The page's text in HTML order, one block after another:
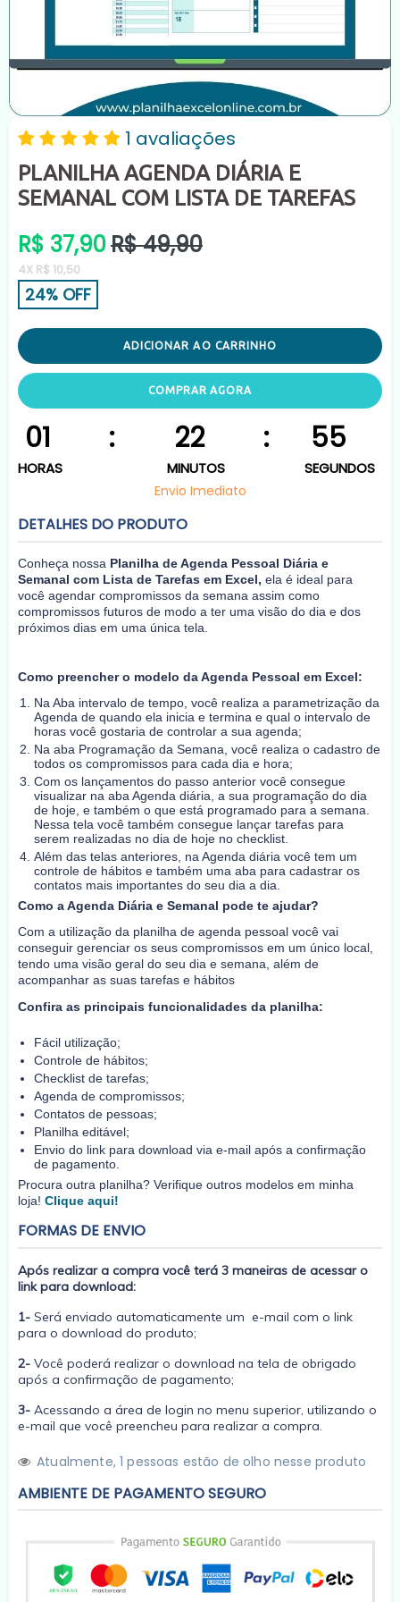
1 avaliações
PLANILHA AGENDA DIÁRIA E
SEMANAL COM LISTA DE TAREFAS
Preço
normal
R$ 37,90R$ 49,90
4X R$ 10,50
24% OFF
ADICIONAR AO CARRINHO
COMPRAR AGORA
01 : 22 : 55
HORAS MINUTOS SEGUNDOS
Envio Imediato
DETALHES DO PRODUTO
Conheça nossa Planilha de Agenda Pessoal Diária e
Semanal com Lista de Tarefas em Excel, ela é ideal para
você agendar compromissos da semana assim como
compromissos futuros de modo a ter uma visão do dia e dos
próximos dias em uma única tela.
Como preencher o modelo da Agenda Pessoal em Excel:
Na Aba intervalo de tempo, você realiza a parametrização da
Agenda de quando ela inicia e termina e qual o intervalo de
horas você gostaria de controlar a sua agenda;
Na aba Programação da Semana, você realiza o cadastro de
todos os compromissos para cada dia e hora;
Com os lançamentos do passo anterior você consegue
visualizar na aba Agenda diária, a sua programação do dia
de hoje, e também o que está programado para a semana.
Nessa tela você também consegue lançar tarefas para
serem realizadas no dia de hoje no checklist.
Além das telas anteriores, na Agenda diária você tem um
controle de hábitos e também uma aba para cadastrar os
contatos mais importantes do seu dia a dia.
Como a Agenda Diária e Semanal pode te ajudar?
Com a utilização da planilha de agenda pessoal você vai
conseguir gerenciar os seus compromissos em um único local,
tendo uma visão geral do seu dia e semana, além de
acompanhar as suas tarefas e hábitos
Confira as principais funcionalidades da planilha:
Fácil utilização;
Controle de hábitos;
Checklist de tarefas;
Agenda de compromissos;
Contatos de pessoas;
Planilha editável;
Envio do link para download via e-mail após a confirmação
de pagamento.
Procura outra planilha? Verifique outros modelos em minha
loja! Clique aqui!
FORMAS DE ENVIO
Após realizar a compra você terá 3 maneiras de acessar o
link para download:
1- Será enviado automaticamente um e-mail com o link
para o download do produto;
2- Você poderá realizar o download na tela de obrigado
após a confirmação de pagamento;
3- Acessando a área de login no menu superior, utilizando o
e-mail que você preencheu para realizar a compra.
Atualmente,1 pessoas estão de olho nesse produto
AMBIENTE DE PAGAMENTO SEGURO